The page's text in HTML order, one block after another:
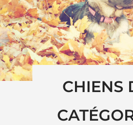
CHIENS